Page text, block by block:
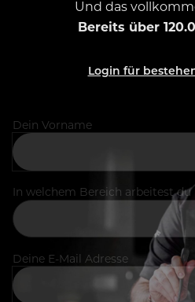
Und das
Bereits über
Login für
Dein Vorname
In welchem Bereich arbeitest du
Deine E-Mail Adresse